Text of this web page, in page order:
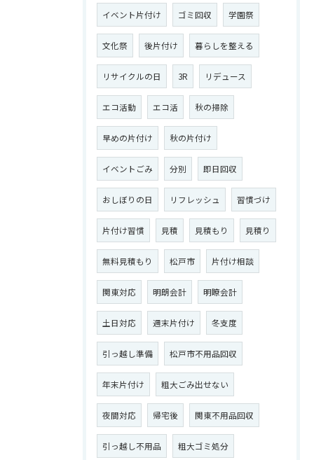
イベント片付け ゴミ回収 学園祭
文化祭 後片付け 暮らしを整える
リサイクルの日 3R リデュース
エコ活動 エコ活 秋の掃除
早めの片付け 秋の片付け
イベントごみ 分別 即日回収
おしぼりの日 リフレッシュ 習慣づけ
片付け習慣 見積 見積もり 見積り
無料見積もり 松戸市 片付け相談
関東対応 明朗会計 明瞭会計
土日対応 週末片付け 冬支度
引っ越し準備 松戸市不用品回収
年末片付け 粗大ごみ出せない
夜間対応 帰宅後 関東不用品回収
引っ越し不用品 粗大ゴミ処分